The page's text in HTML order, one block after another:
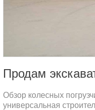
Продам
Обзор колесных
универсальная